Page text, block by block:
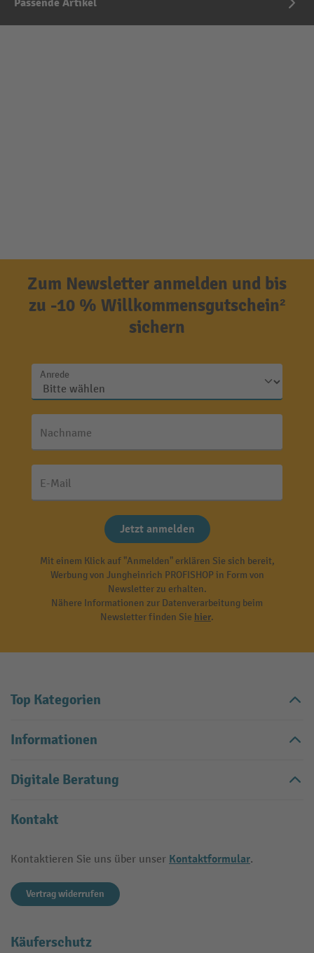
Passende Artikel
Zum Newsletter anmelden und bis
zu -10 % Willkommensgutschein²
sichern
Anrede
Nachname
E-Mail
Jetzt anmelden
Mit einem Klick auf "Anmelden" erklären Sie sich bereit,
Werbung von Jungheinrich PROFISHOP in Form von
Newsletter zu erhalten.
Nähere Informationen zur Datenverarbeitung beim
Newsletter finden Sie hier.
Top Kategorien
Informationen
Digitale Beratung
Kontakt
Kontaktieren Sie uns über unser Kontaktformular.
Vertrag widerrufen
Käuferschutz